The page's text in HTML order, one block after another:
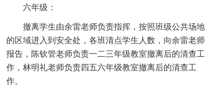
六年级：
撤离学生由余雷老师负责指挥，按照班级公共场地
的区域进入到安全处，各班清点学生人数，向余雷老师
报告，陈钦管老师负责一二三年级教室撤离后的清查工
作，林明礼老师负责四五六年级教室撤离后的清查工
作。